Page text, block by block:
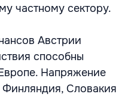
частному сектору.
Австрии
способны
Напряжение
Финляндия, Словакия